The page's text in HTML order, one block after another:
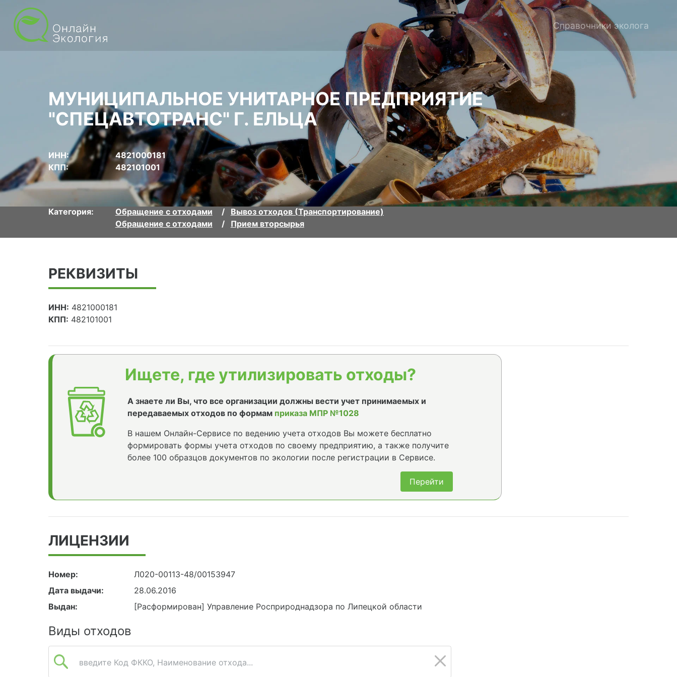
Справочники эколога
МУНИЦИПАЛЬНОЕ УНИТАРНОЕ ПРЕДПРИЯТИЕ
"СПЕЦАВТОТРАНС" Г. ЕЛЬЦА
ИНН:
4821000181
КПП:
482101001
Категория: Обращение с отходами
Вывоз отходов (Транспортирование)
Обращение с отходами
Прием вторсырья
РЕКВИЗИТЫ
ИНН: 4821000181
КПП: 482101001
Ищете, где утилизировать отходы?
А знаете ли Вы, что все организации должны вести учет принимаемых и
передаваемых отходов по формам приказа МПР №1028
В нашем Онлайн-Сервисе по ведению учета отходов Вы можете бесплатно
формировать формы учета отходов по своему предприятию, а также получите
более 100 образцов документов по экологии после регистрации в Сервисе.
Перейти
ЛИЦЕНЗИИ
Номер:
Л020-00113-48/00153947
Дата выдачи:
28.06.2016
Выдан:
[Расформирован] Управление Росприроднадзора по Липецкой области
Виды отходов
введите Код ФККО, Наименование отхода...